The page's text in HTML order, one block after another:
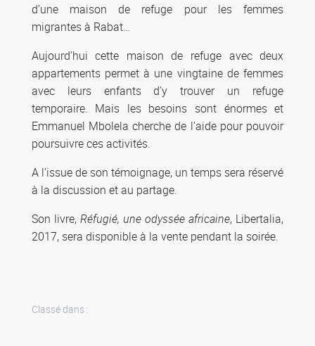
d’une maison de refuge pour les femmes
migrantes à Rabat…
Aujourd’hui cette maison de refuge avec deux
appartements permet à une vingtaine de femmes
avec leurs enfants d’y trouver un refuge
temporaire. Mais les besoins sont énormes et
Emmanuel Mbolela cherche de l’aide pour pouvoir
poursuivre ces activités.
A l’issue de son témoignage, un temps sera réservé
à la discussion et au partage.
Son livre, Réfugié, une odyssée africaine, Libertalia,
2017, sera disponible à la vente pendant la soirée.
Classé dans :